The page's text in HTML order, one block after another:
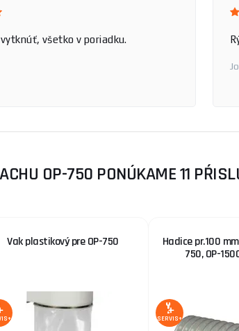
všetko v poriadku.
OP-750 PONÚKAME 11
Vak plastikový pre OP-750
Hadice pr.100
750, OP-
SERVIS+